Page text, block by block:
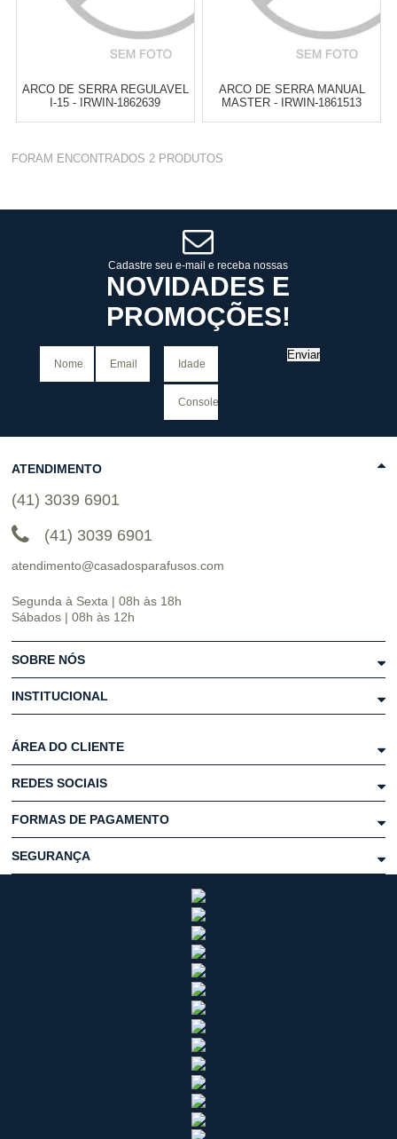
ARCO DE SERRA REGULAVEL
I-15 - IRWIN-1862639
Varejo: R$ 150,64
6 x de R$ 18,33
ARCO DE SERRA MANUAL
MASTER - IRWIN-1861513
6 x de R$ 25,56
FORAM ENCONTRADOS2 PRODUTOS
Cadastre seu e-mail e receba nossas
NOVIDADES E
PROMOÇÕES!
Enviar
ATENDIMENTO
(41) 3039 6901
(41) 3039 6901
atendimento@casadosparafusos.com
Segunda à Sexta | 08h às 18h
Sábados | 08h às 12h
SOBRE NÓS
INSTITUCIONAL
ÁREA DO CLIENTE
REDES SOCIAIS
FORMAS DE PAGAMENTO
SEGURANÇA